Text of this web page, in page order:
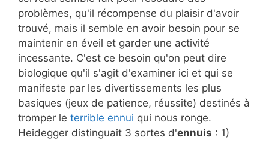
problèmes, qu'il récompense du plaisir d'avoir
trouvé, mais il semble en avoir besoin pour se
maintenir en éveil et garder une activité
incessante. C'est ce besoin qu'on peut dire
biologique qu'il s'agit d'examiner ici et qui se
manifeste par les divertissements les plus
basiques (jeux de patience, réussite) destinés à
tromper le terrible ennui qui nous ronge.
Heidegger distinguait 3 sortes d'ennuis : 1)